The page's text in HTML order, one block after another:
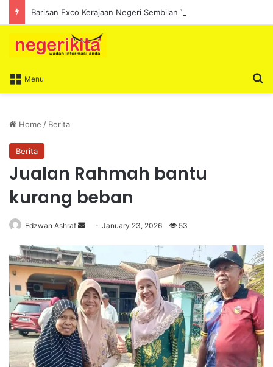
Menu
Home / Berita
Berita
Jualan Rahmah bantu
kurang beban
Edzwan Ashraf
n
d
a
n
e
m
a
i
January 23, 2026 53